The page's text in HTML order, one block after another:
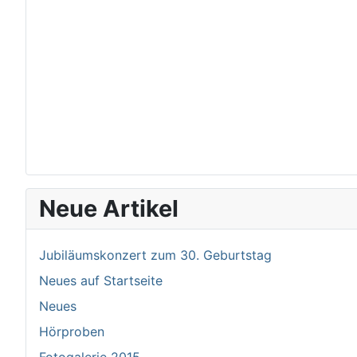
Neue Artikel
Jubiläumskonzert zum 30. Geburtstag
Neues auf Startseite
Neues
Hörproben